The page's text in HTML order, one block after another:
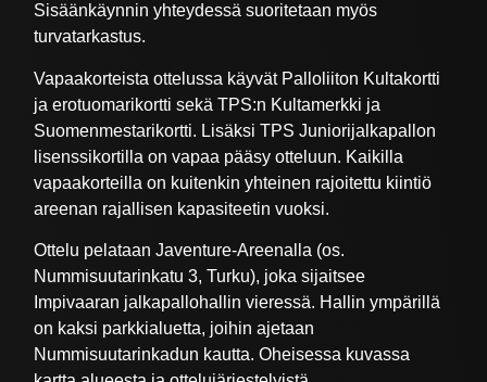
Sisäänkäynnin yhteydessä suoritetaan myös
turvatarkastus.
Vapaakorteista ottelussa käyvät Palloliiton Kultakortti
ja erotuomarikortti sekä TPS:n Kultamerkki ja
Suomenmestarikortti. Lisäksi TPS Juniorijalkapallon
lisenssikortilla on vapaa pääsy otteluun. Kaikilla
vapaakorteilla on kuitenkin yhteinen rajoitettu kiintiö
areenan rajallisen kapasiteetin vuoksi.
Ottelu pelataan Javenture-Areenalla (os.
Nummisuutarinkatu 3, Turku), joka sijaitsee
Impivaaran jalkapallohallin vieressä. Hallin ympärillä
on kaksi parkkialuetta, joihin ajetaan
Nummisuutarinkadun kautta. Oheisessa kuvassa